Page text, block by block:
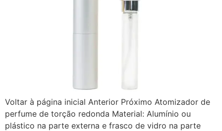
Voltar à página inicial Anterior Próximo Atomizador de
perfume de torção redonda Material: Alumínio ou
plástico na parte externa e frasco de vidro na parte